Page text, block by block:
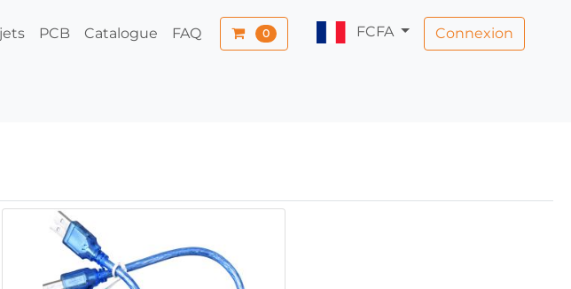
PCB Catalogue FAQ 0 FCFA Connexion